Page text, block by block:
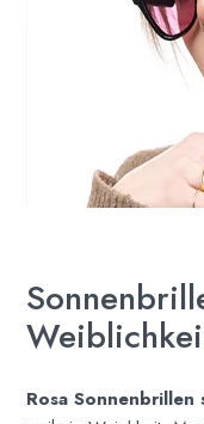
Rosa